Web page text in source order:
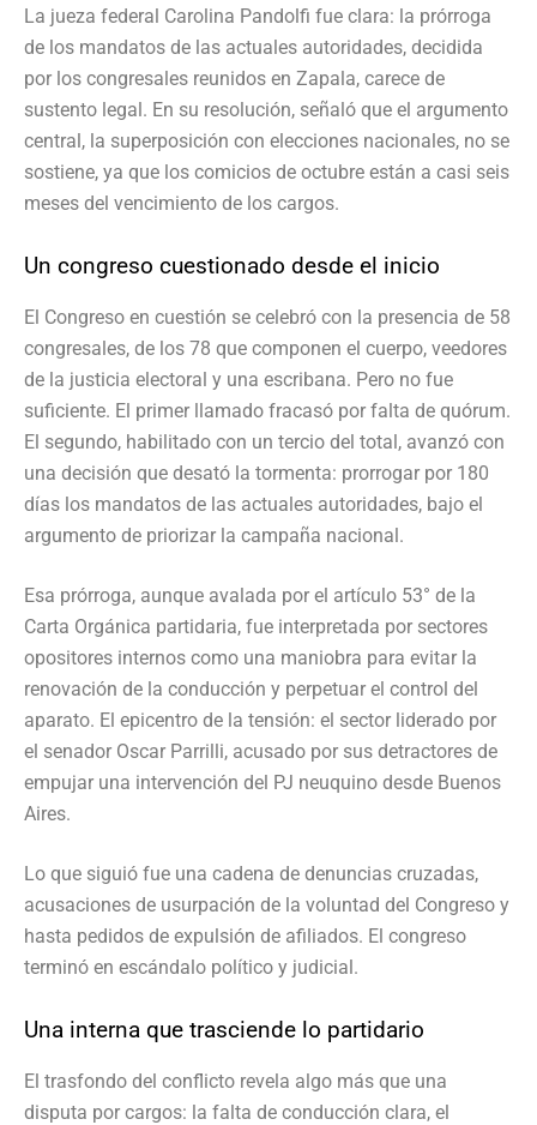
La jueza federal Carolina Pandolfi fue clara: la prórroga
de los mandatos de las actuales autoridades, decidida
por los congresales reunidos en Zapala, carece de
sustento legal. En su resolución, señaló que el argumento
central, la superposición con elecciones nacionales, no se
sostiene, ya que los comicios de octubre están a casi seis
meses del vencimiento de los cargos.
Un congreso cuestionado desde el inicio
El Congreso en cuestión se celebró con la presencia de 58
congresales, de los 78 que componen el cuerpo, veedores
de la justicia electoral y una escribana. Pero no fue
suficiente. El primer llamado fracasó por falta de quórum.
El segundo, habilitado con un tercio del total, avanzó con
una decisión que desató la tormenta: prorrogar por 180
días los mandatos de las actuales autoridades, bajo el
argumento de priorizar la campaña nacional.
Esa prórroga, aunque avalada por el artículo 53° de la
Carta Orgánica partidaria, fue interpretada por sectores
opositores internos como una maniobra para evitar la
renovación de la conducción y perpetuar el control del
aparato. El epicentro de la tensión: el sector liderado por
el senador Oscar Parrilli, acusado por sus detractores de
empujar una intervención del PJ neuquino desde Buenos
Aires.
Lo que siguió fue una cadena de denuncias cruzadas,
acusaciones de usurpación de la voluntad del Congreso y
hasta pedidos de expulsión de afiliados. El congreso
terminó en escándalo político y judicial.
Una interna que trasciende lo partidario
El trasfondo del conflicto revela algo más que una
disputa por cargos: la falta de conducción clara, el